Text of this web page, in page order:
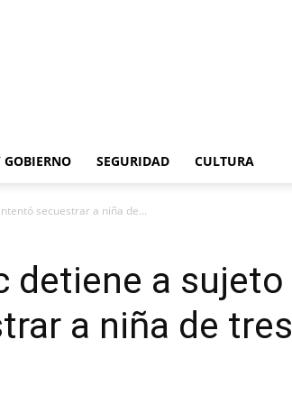
SEGURIDAD CULTURA
secuestrar a niña de...
detiene a sujeto
a niña de tres